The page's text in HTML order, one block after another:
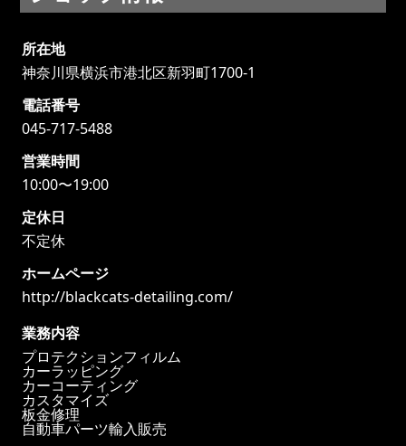
所在地
神奈川県横浜市港北区新羽町1700-1
電話番号
045-717-5488
営業時間
10:00〜19:00
定休日
不定休
ホームページ
http://blackcats-detailing.com/
業務内容
プロテクションフィルム
カーラッピング
カーコーティング
カスタマイズ
板金修理
自動車パーツ輸入販売